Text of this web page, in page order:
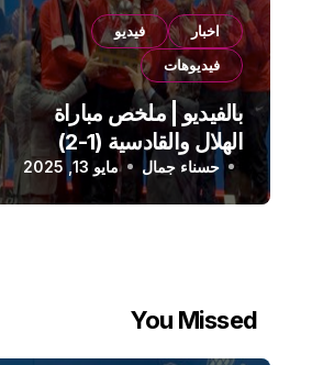
اخبار
فيديو
فيديوهات
بالفيديو | ملخص مباراة
الهلال والقادسية (1-2)
الدوري السعودي
حسناء جمال مايو 13, 2025
You Missed